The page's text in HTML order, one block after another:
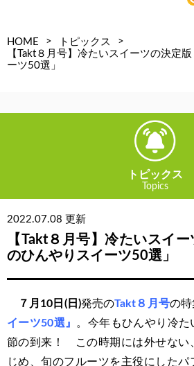
HOME > トピックス
>
【Takt８月号】冷たいスイーツの決定
ーツ50選」
トピックス
Topics
2022.07.08 更新
【Takt８月号】冷たいスイ
のひんやりスイーツ50選」
７月10日(日)発売のTakt８月号の特
イーツ50選』 。今年もひんやり冷
節の到来！ この時期には外せない
じめ、旬のフルーツを主役にした